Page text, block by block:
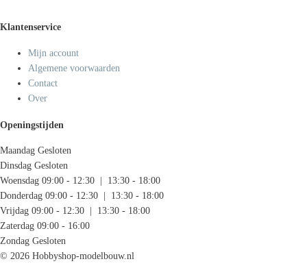
Klantenservice
Mijn account
Algemene voorwaarden
Contact
Over
Openingstijden
Maandag Gesloten
Dinsdag Gesloten
Woensdag 09:00 - 12:30 | 13:30 - 18:00
Donderdag 09:00 - 12:30 | 13:30 - 18:00
Vrijdag 09:00 - 12:30 | 13:30 - 18:00
Zaterdag 09:00 - 16:00
Zondag Gesloten
© 2026 Hobbyshop-modelbouw.nl